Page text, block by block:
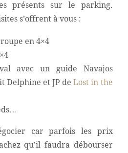
présents sur le parking.
s’offrent à vous :
en 4×4
avec un guide Navajos
Delphine et JP deLost in the
car parfois les prix
qu’il faudra débourser